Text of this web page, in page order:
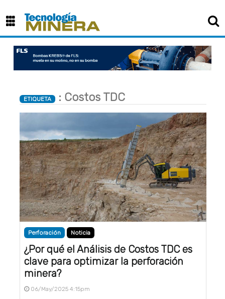
ETIQUETA : Costos TDC
Perforación Noticia
¿Por qué el Análisis de Costos TDC es
clave para optimizar la perforación
minera?
06/May/2025 4:15pm